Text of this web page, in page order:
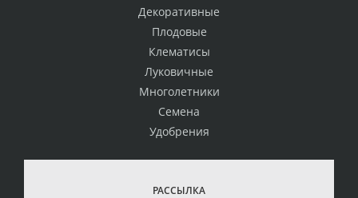
Декоративные
Плодовые
Клематисы
Луковичные
Многолетники
Семена
Удобрения
РАССЫЛКА